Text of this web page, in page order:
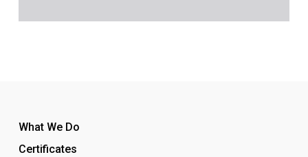
What We Do
Certificates